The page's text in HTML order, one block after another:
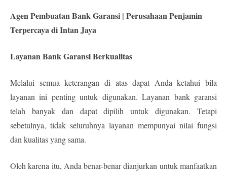
Agen Pembuatan Bank Garansi | Perusahaan Penjamin
Terpercaya di Intan Jaya
Layanan Bank Garansi Berkualitas
Melalui semua keterangan di atas dapat Anda ketahui bila
layanan ini penting untuk digunakan. Layanan bank garansi
telah banyak dan dapat dipilih untuk digunakan. Tetapi
sebetulnya, tidak seluruhnya layanan mempunyai nilai fungsi
dan kualitas yang sama.
Oleh karena itu, Anda benar-benar dianjurkan untuk manfaatkan